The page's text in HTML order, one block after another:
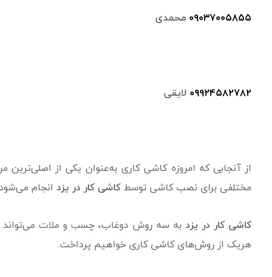
۰۹۰۳۷۰۰۵۸۵۵ محمدی
۰۹۹۲۴۵۸۲۷۸۲ لایقی
از آنجایی که امروزه کاشی کاری به‌عنوان یکی از
مختلفی برای نصب کاشی توسط کاشی کار در یزد انجام
کاشی کار در یزد به سه روش دوغاب، چسب و ملات می‌تواند
هریک از روش‌های کاشی کاری خواهیم پرداخت.